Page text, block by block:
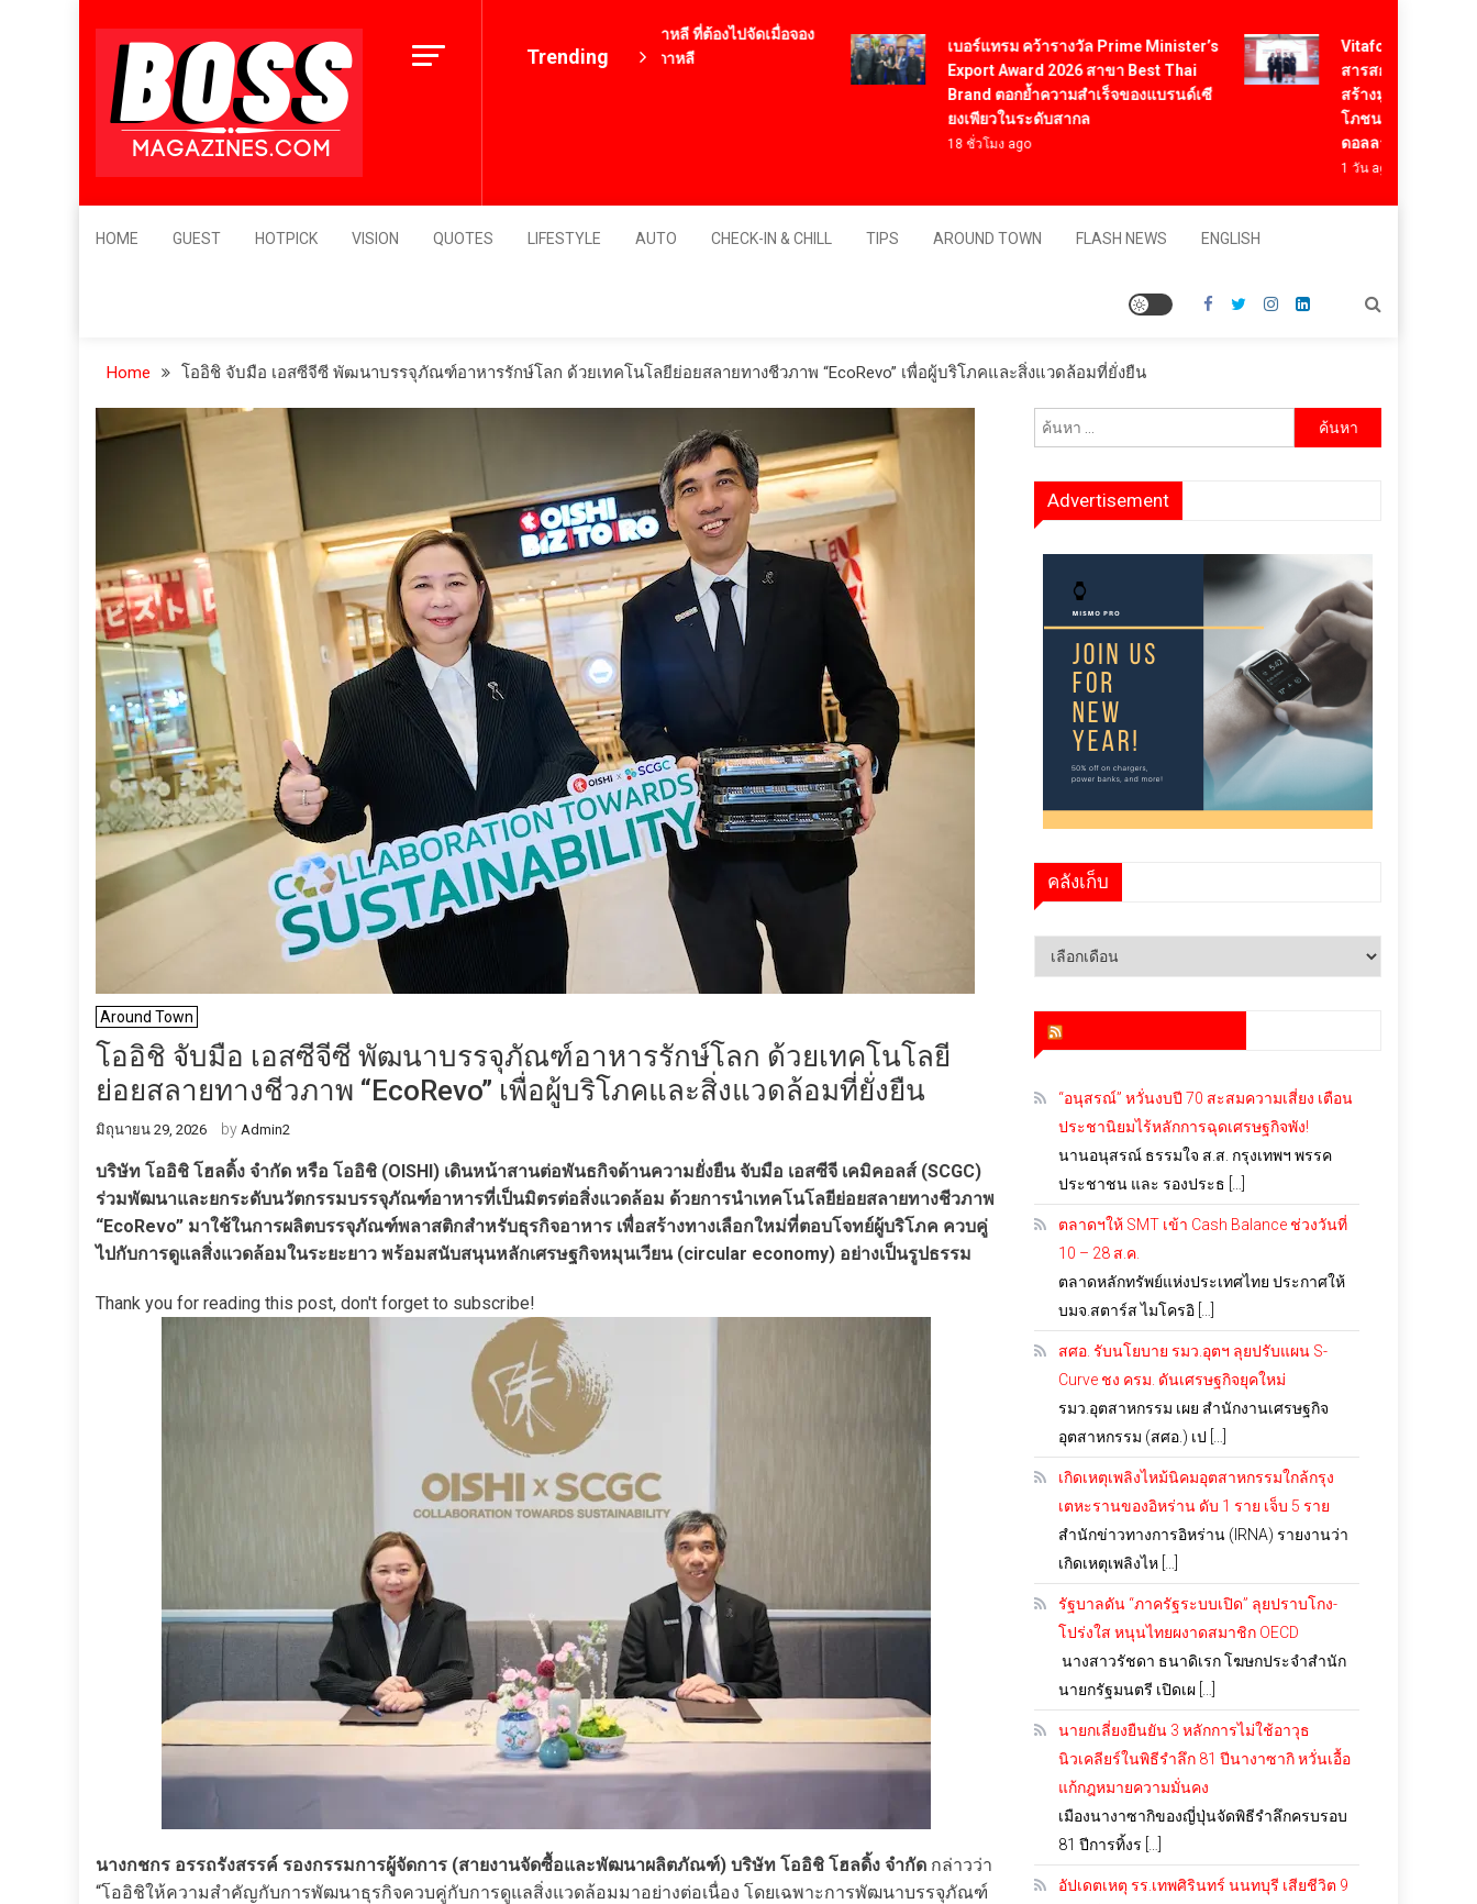
content
BossMagazinesThailand
Leader's Vision
Trending
12 เมนูอาหารเกาหลี ที่ต้องไปจัดเมื่อจอง
ตั๋วเครื่องบินไปเกาหลี
เบอร์แทรม คว้ารางวัล Prime Minister’s
Export Award 2026 สาขา Best Thai
Brand ตอกย้ำความสำเร็จของแบรนด์เซี
ยงเพียวในระดับสากล
18 ชั่วโมง ago
Vitafoods Asia 2026 ตั
สารสกัดไทย ชูงานวิจัย –
สร้างมูลค่าเศรษฐกิจให
โภชนาการสุขภาพโลก
ดอลลาร์
1 วัน ago
HOME GUEST HOTPICK VISION QUOTES LIFESTYLE AUTO CHECK-IN & CHILL TIPS AROUND TOWN FLASH NEWS ENGLISH
Home โออิชิ จับมือ เอสซีจีซี พัฒนาบรรจุภัณฑ์อาหารรักษ์โลก ด้วยเทคโนโลยีย่อยสลายทางชีวภาพ “EcoRevo” เพื่อผู้บริโภคและสิ่งแวดล้อมที่ยั่งยืน
Around Town
โออิชิ จับมือ เอสซีจีซี พัฒนาบรรจุภัณฑ์อาหารรักษ์โลก ด้วยเทคโนโลยี
ย่อยสลายทางชีวภาพ “EcoRevo” เพื่อผู้บริโภคและสิ่งแวดล้อมที่ยั่งยืน
มิถุนายน 29, 2026 by Admin2
บริษัท โออิชิ โฮลดิ้ง จำกัด หรือ โออิชิ (OISHI) เดินหน้าสานต่อพันธกิจด้านความยั่งยืน จับมือ เอสซีจี เคมิคอลส์ (SCGC)
ร่วมพัฒนาและยกระดับนวัตกรรมบรรจุภัณฑ์อาหารที่เป็นมิตรต่อสิ่งแวดล้อม ด้วยการนำเทคโนโลยีย่อยสลายทางชีวภาพ
“EcoRevo” มาใช้ในการผลิตบรรจุภัณฑ์พลาสติกสำหรับธุรกิจอาหาร เพื่อสร้างทางเลือกใหม่ที่ตอบโจทย์ผู้บริโภค ควบคู่
ไปกับการดูแลสิ่งแวดล้อมในระยะยาว พร้อมสนับสนุนหลักเศรษฐกิจหมุนเวียน (circular economy) อย่างเป็นรูปธรรม
Thank you for reading this post, don't forget to subscribe!
นางกชกร อรรถรังสรรค์ รองกรรมการผู้จัดการ (สายงานจัดซื้อและพัฒนาผลิตภัณฑ์) บริษัท โออิชิ โฮลดิ้ง จำกัด กล่าวว่า
“โออิชิให้ความสำคัญกับการพัฒนาธุรกิจควบคู่กับการดูแลสิ่งแวดล้อมมาอย่างต่อเนื่อง โดยเฉพาะการพัฒนาบรรจุภัณฑ์
ค้นหา
Advertisement
คลังเก็บ
คลัง
“อนุสรณ์” หวั่นงบปี 70 สะสมความเสี่ยง เตือน
ประชานิยมไร้หลักการฉุดเศรษฐกิจพัง!
นานอนุสรณ์ ธรรมใจ ส.ส. กรุงเทพฯ พรรค
ประชาชน และ รองประธ […]
ตลาดฯให้ SMT เข้า Cash Balance ช่วงวันที่
10 – 28 ส.ค.
ตลาดหลักทรัพย์แห่งประเทศไทย ประกาศให้
บมจ.สตาร์ส ไมโครอิ […]
สศอ. รับนโยบาย รมว.อุตฯ ลุยปรับแผน S-
Curve ชง ครม. ดันเศรษฐกิจยุคใหม่
รมว.อุตสาหกรรม เผย สำนักงานเศรษฐกิจ
อุตสาหกรรม (สศอ.) เป […]
เกิดเหตุเพลิงไหม้นิคมอุตสาหกรรมใกล้กรุง
เตหะรานของอิหร่าน ดับ 1 ราย เจ็บ 5 ราย
สำนักข่าวทางการอิหร่าน (IRNA) รายงานว่า
เกิดเหตุเพลิงไห […]
รัฐบาลดัน “ภาครัฐระบบเปิด” ลุยปราบโกง-
โปร่งใส หนุนไทยผงาดสมาชิก OECD
นางสาวรัชดา ธนาดิเรก โฆษกประจำสำนัก
นายกรัฐมนตรี เปิดเผ […]
นายกเลี่ยงยืนยัน 3 หลักการไม่ใช้อาวุธ
นิวเคลียร์ในพิธีรำลึก 81 ปีนางาซากิ หวั่นเอื้อ
แก้กฎหมายความมั่นคง
เมืองนางาซากิของญี่ปุ่นจัดพิธีรำลึกครบรอบ
81 ปีการทิ้งร […]
อัปเดตเหตุ รร.เทพศิรินทร์ นนทบุรี เสียชีวิต 9